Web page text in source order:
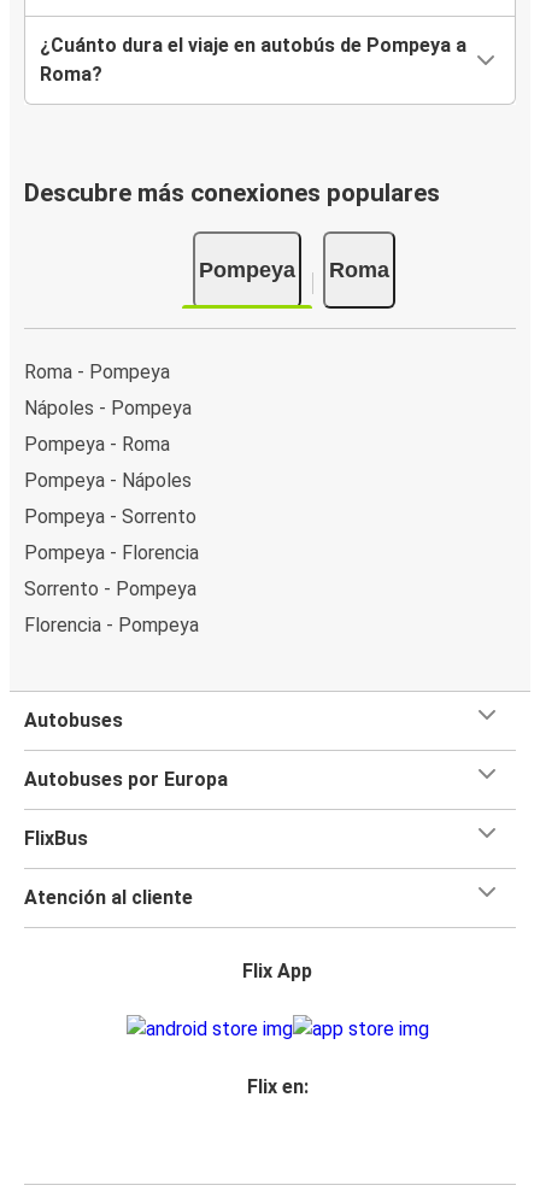
¿Cuánto dura el viaje en autobús de Pompeya a
Roma?
Descubre más conexiones populares
Pompeya Roma
Roma - Pompeya
Nápoles - Pompeya
Pompeya - Roma
Pompeya - Nápoles
Pompeya - Sorrento
Pompeya - Florencia
Sorrento - Pompeya
Florencia - Pompeya
Autobuses
Autobuses por Europa
FlixBus
Atención al cliente
Flix App
Flix en: